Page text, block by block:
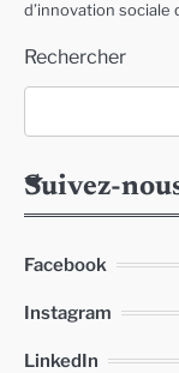
d’innovation
Rechercher
Suivez-
Facebook
Instagram
LinkedIn